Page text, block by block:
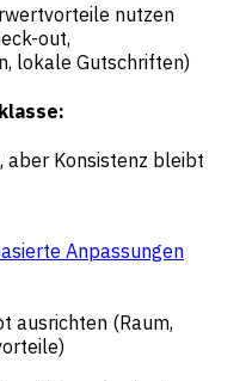
nutzen
out,
lokale Gutschriften)
aber Konsistenz bleibt
Anpassungen
ausrichten (Raum,